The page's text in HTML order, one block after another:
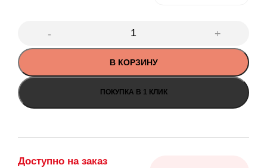
Доступно на заказ
В КОРЗИНУ
ПОКУПКА В 1 КЛИК